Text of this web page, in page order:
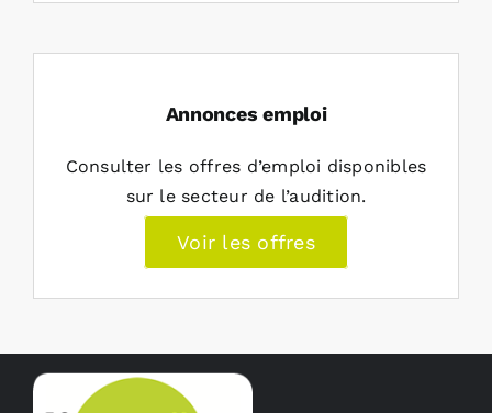
Annonces emploi
Consulter les offres d’emploi disponibles
sur le secteur de l’audition.
Voir les offres